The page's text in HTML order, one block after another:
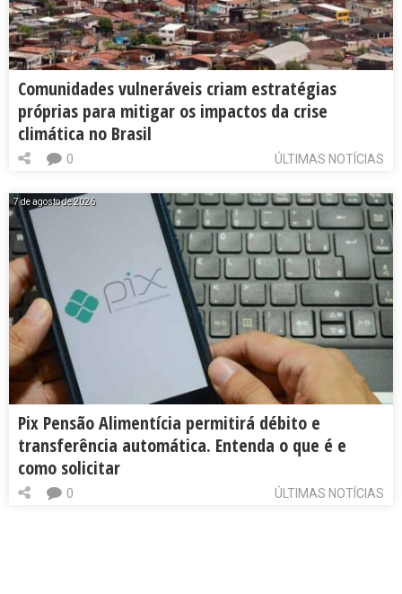
Comunidades vulneráveis criam estratégias
próprias para mitigar os impactos da crise
climática no Brasil
ÚLTIMAS NOTÍCIAS
0
7 de agosto de 2026
Pix Pensão Alimentícia permitirá débito e
transferência automática. Entenda o que é e
como solicitar
ÚLTIMAS NOTÍCIAS
0